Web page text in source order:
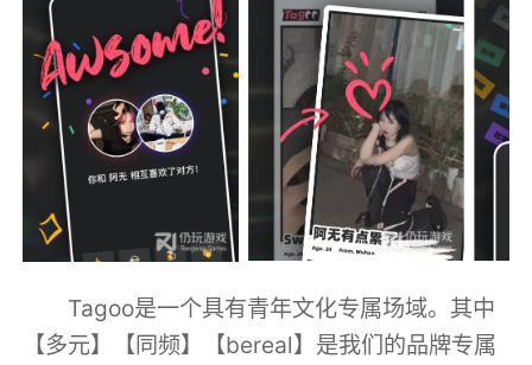
Tagoo是一个具有青年文化专属场域。其中
【多元】【同频】【bereal】是我们的品牌专属